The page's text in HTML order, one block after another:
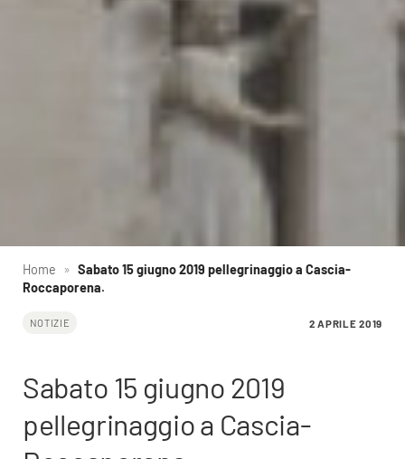
Home » Sabato 15 giugno 2019 pellegrinaggio a Cascia-
Roccaporena.
NOTIZIE 2 APRILE 2019
Sabato 15 giugno 2019
pellegrinaggio a Cascia-